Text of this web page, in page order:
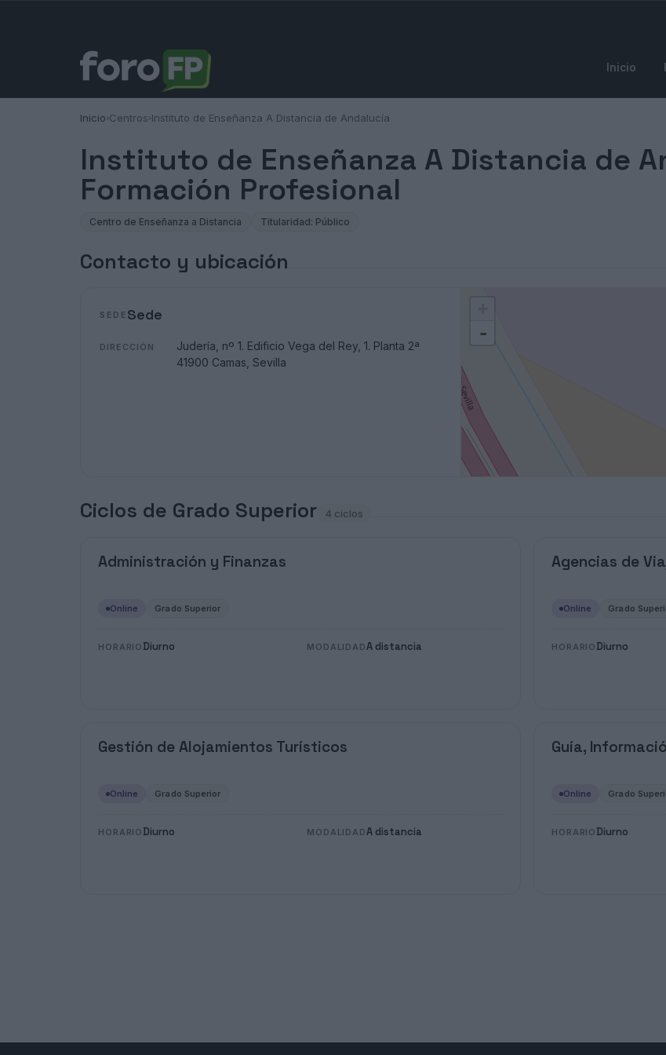
Inicio
Inicio›Centros›Instituto de Enseñanza A Distancia de Andalucía
Instituto de Enseñanza A Distancia de
Formación Profesional
Centro de Enseñanza a Distancia Titularidad: Público
Contacto y ubicación
SEDE Sede
DIRECCIÓN
Judería, nº 1. Edificio Vega del Rey, 1. Planta 2ª
41900 Camas, Sevilla
-
Ciclos de Grado Superior 4 ciclos
Administración y Finanzas
Online Grado Superior
HORARIO Diurno MODALIDADA distancia
Agencias de
Online Grado
HORARIO Diurno
Gestión de Alojamientos Turísticos
Online Grado Superior
HORARIO Diurno MODALIDADA distancia
Guía,
Online Grado
HORARIO Diurno